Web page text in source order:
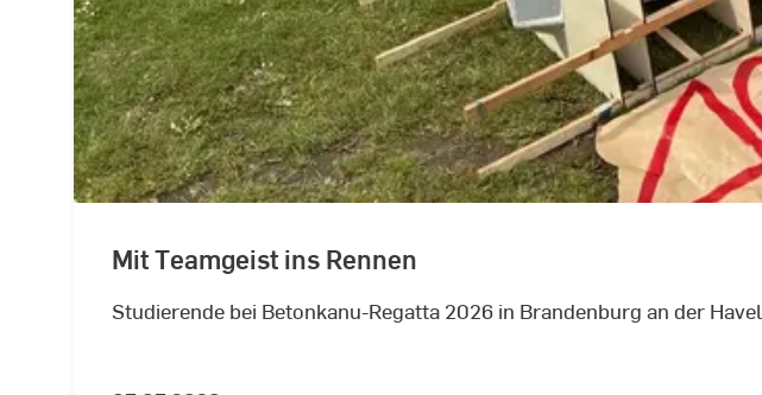
Mit Teamgeist ins Rennen
Studierende bei Betonkanu-Regatta 2026 in Brandenburg an der Havel